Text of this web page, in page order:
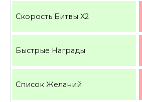
Скорость Битвы X2
Быстрые Награды
Список Желаний